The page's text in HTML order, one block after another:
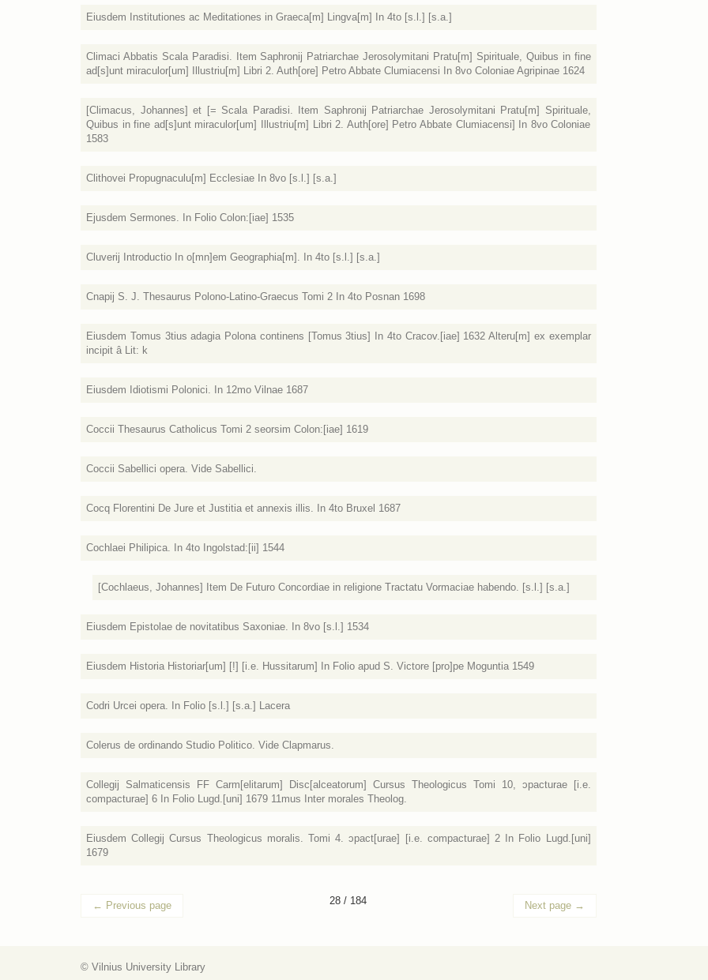
Eiusdem Institutiones ac Meditationes in Graeca[m] Lingva[m] In 4to [s.l.] [s.a.]
Climaci Abbatis Scala Paradisi. Item Saphronij Patriarchae Jerosolymitani Pratu[m] Spirituale, Quibus in fine
ad[s]unt miraculor[um] Illustriu[m] Libri 2. Auth[ore] Petro Abbate Clumiacensi In 8vo Coloniae Agripinae 1624
[Climacus, Johannes] et [= Scala Paradisi. Item Saphronij Patriarchae Jerosolymitani Pratu[m] Spirituale,
Quibus in fine ad[s]unt miraculor[um] Illustriu[m] Libri 2. Auth[ore] Petro Abbate Clumiacensi] In 8vo Coloniae
1583
Clithovei Propugnaculu[m] Ecclesiae In 8vo [s.l.] [s.a.]
Ejusdem Sermones. In Folio Colon:[iae] 1535
Cluverij Introductio In o[mn]em Geographia[m]. In 4to [s.l.] [s.a.]
Cnapij S. J. Thesaurus Polono-Latino-Graecus Tomi 2 In 4to Posnan 1698
Eiusdem Tomus 3tius adagia Polona continens [Tomus 3tius] In 4to Cracov.[iae] 1632 Alteru[m] ex exemplar
incipit â Lit: k
Eiusdem Idiotismi Polonici. In 12mo Vilnae 1687
Coccii Thesaurus Catholicus Tomi 2 seorsim Colon:[iae] 1619
Coccii Sabellici opera. Vide Sabellici.
Cocq Florentini De Jure et Justitia et annexis illis. In 4to Bruxel 1687
Cochlaei Philipica. In 4to Ingolstad:[ii] 1544
[Cochlaeus, Johannes] Item De Futuro Concordiae in religione Tractatu Vormaciae habendo. [s.l.] [s.a.]
Eiusdem Epistolae de novitatibus Saxoniae. In 8vo [s.l.] 1534
Eiusdem Historia Historiar[um] [!] [i.e. Hussitarum] In Folio apud S. Victore [pro]pe Moguntia 1549
Codri Urcei opera. In Folio [s.l.] [s.a.] Lacera
Colerus de ordinando Studio Politico. Vide Clapmarus.
Collegij Salmaticensis FF Carm[elitarum] Disc[alceatorum] Cursus Theologicus Tomi 10, ɔpacturae [i.e.
compacturae] 6 In Folio Lugd.[uni] 1679 11mus Inter morales Theolog.
Eiusdem Collegij Cursus Theologicus moralis. Tomi 4. ɔpact[urae] [i.e. compacturae] 2 In Folio Lugd.[uni]
1679
← Previous page 28 / 184 Next page →
© Vilnius University Library